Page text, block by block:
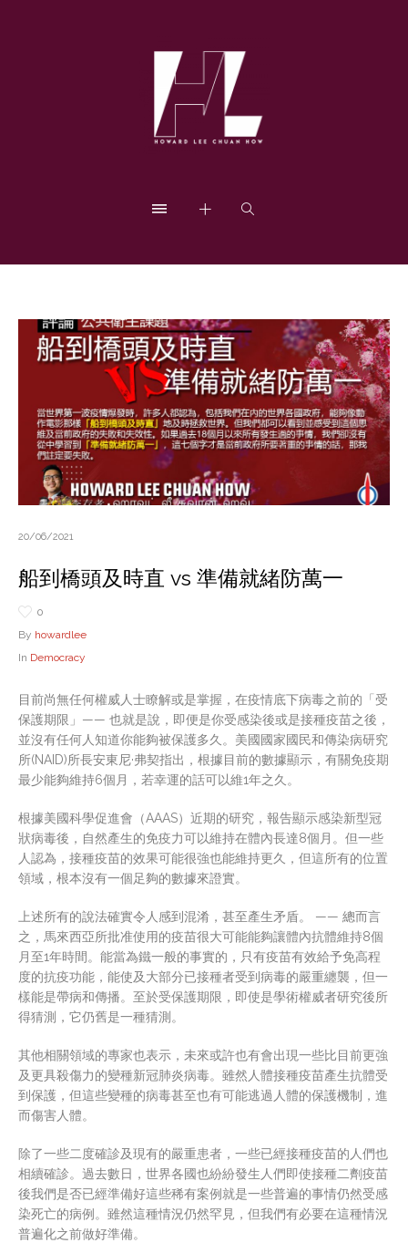
20/06/2021
船到橋頭及時直 vs 準備就緒防萬一
0
By howardlee
In Democracy
目前尚無任何權威人士瞭解或是掌握，在疫情底下病毒之前的「受
保護期限」—— 也就是說，即便是你受感染後或是接種疫苗之後，
並沒有任何人知道你能夠被保護多久。美國國家國民和傳染病研究
所(NAID)所長安東尼·弗契指出，根據目前的數據顯示，有關免疫期
最少能夠維持6個月，若幸運的話可以維1年之久。
根據美國科學促進會（AAAS）近期的研究，報告顯示感染新型冠
狀病毒後，自然產生的免疫力可以維持在體內長達8個月。但一些
人認為，接種疫苗的效果可能很強也能維持更久，但這所有的位置
領域，根本沒有一個足夠的數據來證實。
上述所有的說法確實令人感到混淆，甚至產生矛盾。 —— 總而言
之，馬來西亞所批准使用的疫苗很大可能能夠讓體內抗體維持8個
月至1年時間。能當為鐵一般的事實的，只有疫苗有效給予免高程
度的抗疫功能，能使及大部分已接種者受到病毒的嚴重纏襲，但一
樣能是帶病和傳播。至於受保護期限，即使是學術權威者研究後所
得猜測，它仍舊是一種猜測。
其他相關領域的專家也表示，未來或許也有會出現一些比目前更強
及更具殺傷力的變種新冠肺炎病毒。雖然人體接種疫苗產生抗體受
到保護，但這些變種的病毒甚至也有可能逃過人體的保護機制，進
而傷害人體。
除了一些二度確診及現有的嚴重患者，一些已經接種疫苗的人們也
相續確診。過去數日，世界各國也紛紛發生人們即使接種二劑疫苗
後我們是否已經準備好這些稀有案例就是一些普遍的事情仍然受感
染​​死亡的病例。雖然這種情況仍然罕見，但我們有必要在這種情況
普遍化之前做好準備。